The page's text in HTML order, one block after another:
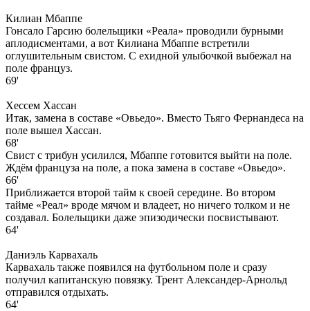
Килиан Мбаппе
Гонсало Гарсию болельщики «Реала» проводили бурными
аплодисментами, а вот Килиана Мбаппе встретили
оглушительным свистом. С ехидной улыбочкой выбежал на
поле француз.
69'
Хессем Хассан
Итак, замена в составе «Овьедо». Вместо Тьяго Фернандеса на
поле вышел Хассан.
68'
Свист с трибун усилился, Мбаппе готовится выйти на поле.
Ждём француза на поле, а пока замена в составе «Овьедо».
66'
Приближается второй тайм к своей середине. Во втором
тайме «Реал» вроде мячом и владеет, но ничего толком и не
создавал. Болельщики даже эпизодически посвистывают.
64'
Даниэль Карвахаль
Карвахаль также появился на футбольном поле и сразу
получил капитанскую повязку. Трент Александер-Арнольд
отправился отдыхать.
64'